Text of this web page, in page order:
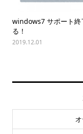
windows7 サポート終
る！
2019.12.01